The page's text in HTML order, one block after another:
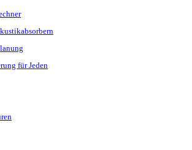
für Jeden